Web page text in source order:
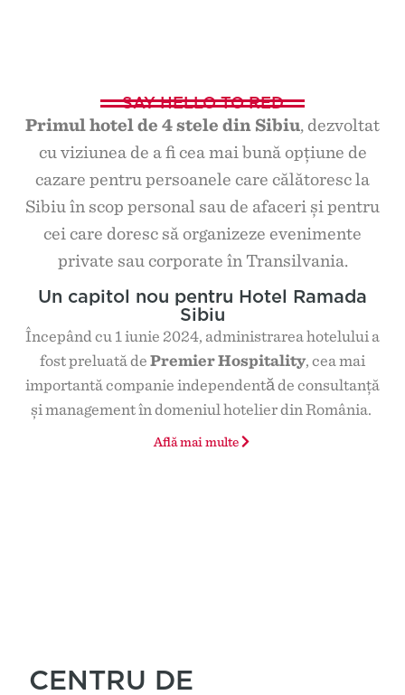
SAY HELLO TO RED
Primul hotel de 4 stele din Sibiu, dezvoltat
cu viziunea de a fi cea mai bună opțiune de
cazare pentru persoanele care călătoresc la
Sibiu în scop personal sau de afaceri și pentru
cei care doresc să organizeze evenimente
private sau corporate în Transilvania.
Un capitol nou pentru Hotel Ramada
Sibiu
Începând cu 1 iunie 2024, administrarea hotelului a
fost preluată dePremier Hospitality, cea mai
importantă companie independentӑ de consultanță
și management în domeniul hotelier din România.
Află mai multe
CENTRU DE